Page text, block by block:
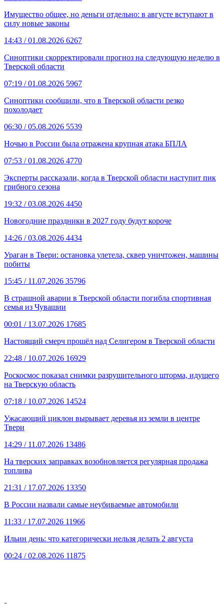
Имущество общее, но деньги отдельно: в августе вступают в
силу новые законы
14:43 / 01.08.2026 6267
Синоптики скорректировали прогноз на следующую неделю в
Тверской области
07:19 / 01.08.2026 5967
Синоптики сообщили, что в Тверской области резко
похолодает
06:30 / 05.08.2026 5539
Ночью в России была отражена крупная атака БПЛА
07:53 / 01.08.2026 4770
Эксперты рассказали, когда в Тверской области наступит пик
грибного сезона
19:32 / 03.08.2026 4450
Новогодние праздники в 2027 году будут короче
14:26 / 03.08.2026 4434
Ураган в Твери: остановка улетела, сквер уничтожен, машины
побиты
15:45 / 11.07.2026 35796
В страшной аварии в Тверской области погибла спортивная
семья из Чувашии
00:01 / 13.07.2026 17685
Настоящий смерч прошёл над Селигером в Тверской области
22:48 / 10.07.2026 16929
Роскосмос показал снимки разрушительного шторма, идущего
на Тверскую область
07:18 / 10.07.2026 14524
Ужасающий циклон вырывает деревья из земли в центре
Твери
14:29 / 11.07.2026 13486
На тверских заправках возобновляется регулярная продажа
топлива
21:31 / 17.07.2026 13350
В России назвали самые неубиваемые автомобили
11:33 / 17.07.2026 11966
Ильин день: что категорически нельзя делать 2 августа
00:24 / 02.08.2026 11875